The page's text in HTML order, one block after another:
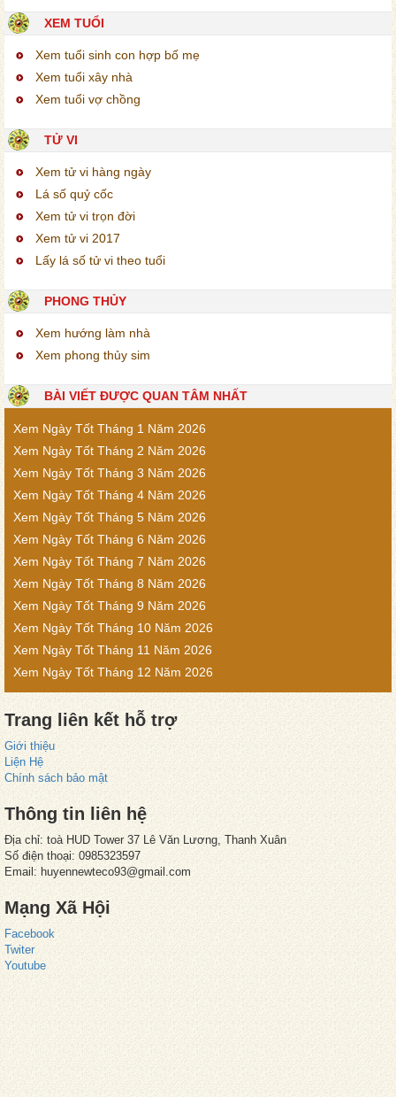
XEM TUỔI
Xem tuổi sinh con hợp bố mẹ
Xem tuổi xây nhà
Xem tuổi vợ chồng
TỬ VI
Xem tử vi hàng ngày
Lá số quỷ cốc
Xem tử vi trọn đời
Xem tử vi 2017
Lấy lá số tử vi theo tuổi
PHONG THỦY
Xem hướng làm nhà
Xem phong thủy sim
BÀI VIẾT ĐƯỢC QUAN TÂM NHẤT
Xem Ngày Tốt Tháng 1 Năm 2026
Xem Ngày Tốt Tháng 2 Năm 2026
Xem Ngày Tốt Tháng 3 Năm 2026
Xem Ngày Tốt Tháng 4 Năm 2026
Xem Ngày Tốt Tháng 5 Năm 2026
Xem Ngày Tốt Tháng 6 Năm 2026
Xem Ngày Tốt Tháng 7 Năm 2026
Xem Ngày Tốt Tháng 8 Năm 2026
Xem Ngày Tốt Tháng 9 Năm 2026
Xem Ngày Tốt Tháng 10 Năm 2026
Xem Ngày Tốt Tháng 11 Năm 2026
Xem Ngày Tốt Tháng 12 Năm 2026
Trang liên kết hỗ trợ
Giới thiệu
Liện Hệ
Chính sách bảo mật
Thông tin liên hệ
Địa chỉ: toà HUD Tower 37 Lê Văn Lương, Thanh Xuân
Số điện thoại: 0985323597
Email: huyennewteco93@gmail.com
Mạng Xã Hội
Facebook
Twiter
Youtube